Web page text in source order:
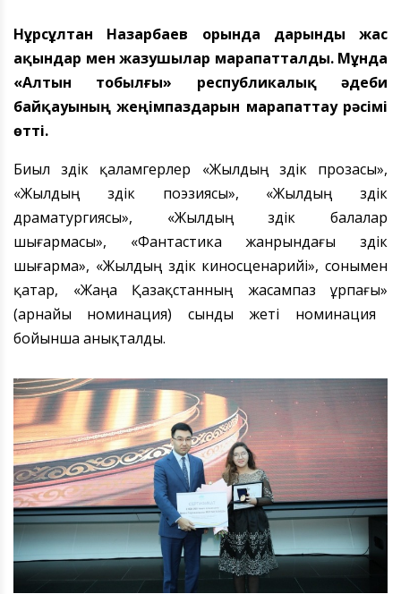
Нұрсұлтан Назарбаев орында дарынды жас
ақындар мен жазушылар марапатталды. Мұнда
«Алтын тобылғы» республикалық әдеби
байқауының жеңімпаздарын марапаттау рәсімі
өтті.
Биыл үздік қаламгерлер «Жылдың үздік прозасы»,
«Жылдың үздік поэзиясы», «Жылдың үздік
драматургиясы», «Жылдың үздік балалар
шығармасы», «Фантастика жанрындағы үздік
шығарма», «Жылдың үздік киносценарийі», сонымен
қатар, «Жаңа Қазақстанның жасампаз ұрпағы»
(арнайы номинация) сындыжеті номинация
бойынша анықталды.